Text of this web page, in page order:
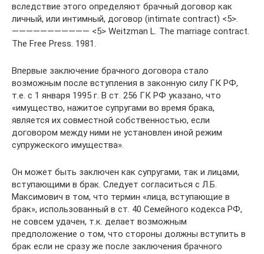
вследствие этого определяют брачный договор как
личный, или интимный, договор (intimate contract) <5>.
——————————— <5> Weitzman L. The marriage contract.
The Free Press. 1981.
Впервые заключение брачного договора стало
возможным после вступления в законную силу ГК РФ,
т.е. с 1 января 1995 г. В ст. 256 ГК РФ указано, что
«имущество, нажитое супругами во время брака,
является их совместной собственностью, если
договором между ними не установлен иной режим
супружеского имущества».
Он может быть заключен как супругами, так и лицами,
вступающими в брак. Следует согласиться с Л.Б.
Максимович в том, что термин «лица, вступающие в
брак», использованный в ст. 40 Семейного кодекса РФ,
не совсем удачен, т.к. делает возможным
предположение о том, что стороны должны вступить в
брак если не сразу же после заключения брачного